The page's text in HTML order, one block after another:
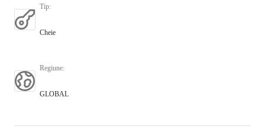
Tip:
Cheie
Regiune:
GLOBAL